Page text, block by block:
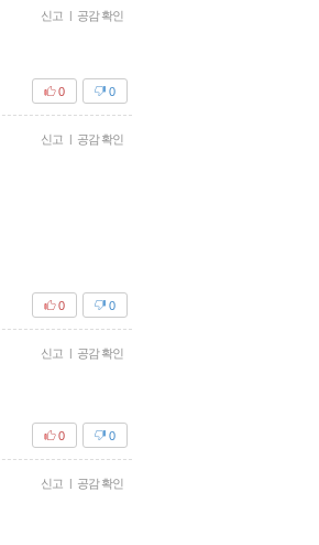
신고 | 공감 확인
0
0
신고 | 공감 확인
0
0
신고 | 공감 확인
0
0
신고 | 공감 확인